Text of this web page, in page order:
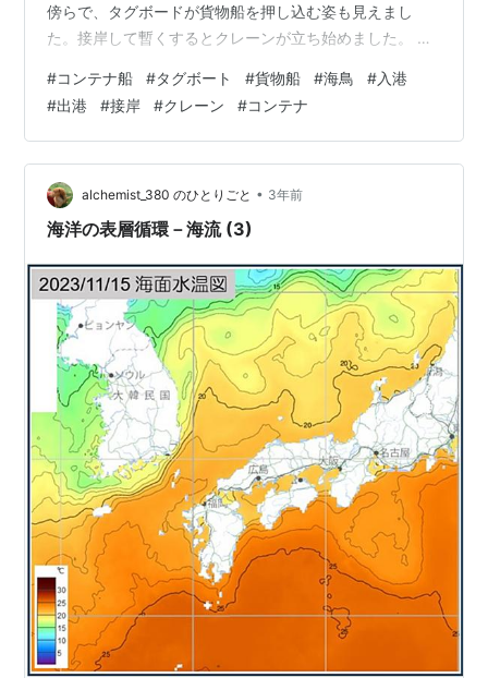
傍らで、タグボードが貨物船を押し込む姿も見えまし
た。接岸して暫くするとクレーンが立ち始めました。 午
港していきました。眼下には、海鳥がいました。 貨物船
の方の作業は、まだ続いています。昨日の我が家から見
えた海側の景色でした。
#コンテナ船 #タグボート #貨物船 #海鳥 #入港
#出港 #接岸 #クレーン #コンテナ
alchemist_380 のひとりごと • 3年前
海洋の表層循環－海流 (3)